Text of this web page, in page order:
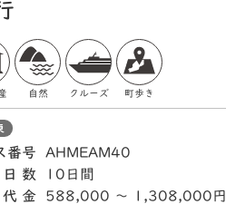
自然 クルーズ 町歩き
番号
AHMEAM40
数
10日間
金
588,000 〜 1,308,000円